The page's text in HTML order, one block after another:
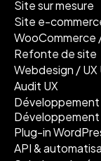
Site sur mesure
Site e-
WooCommerce
Refonte de site
Webdesign / UX
Audit UX
Développement
Plug-in
API &